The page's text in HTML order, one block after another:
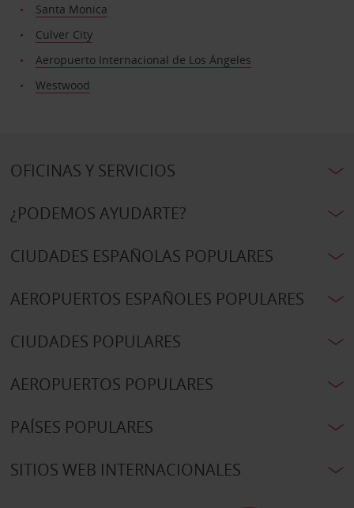
Santa Monica
Culver City
Aeropuerto Internacional de Los Ángeles
Westwood
OFICINAS Y SERVICIOS
¿PODEMOS AYUDARTE?
CIUDADES ESPAÑOLAS POPULARES
AEROPUERTOS ESPAÑOLES POPULARES
CIUDADES POPULARES
AEROPUERTOS POPULARES
PAÍSES POPULARES
SITIOS WEB INTERNACIONALES